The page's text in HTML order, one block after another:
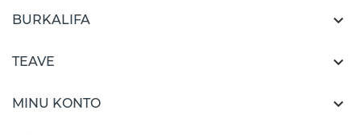
BURKALIFA 
TEAVE 
MINU KONTO 